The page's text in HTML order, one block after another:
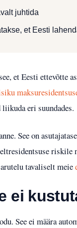
juhtida
et Eesti
et Eesti ettevõtte
eri suundades.
See on
riskile
tavaliselt meie
ei
See ei määra